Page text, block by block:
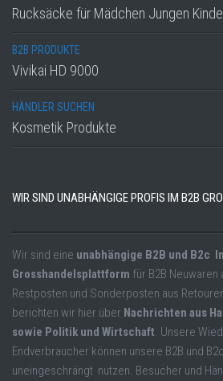
Rucksäcke für Mädchen Jungen
B2B PRODUKTE
Vivikai HD 9000
HÄNDLER SUCHEN
Kosmetik Produkte
WIR SIND UNABHÄNGIGE PROFIS IM B2B
Wir sind eine unabhängige B2B und B2c
Grosshandelsplattform für B2B Neuwaren
Restposten und Sonderposten aus
berichten wir hier über Nachrichten aus
sowie Politik und Wirtschaft. Unsere
Endverbraucher können unsere B2B und
uneingeschrängt nutzen. Besucher und